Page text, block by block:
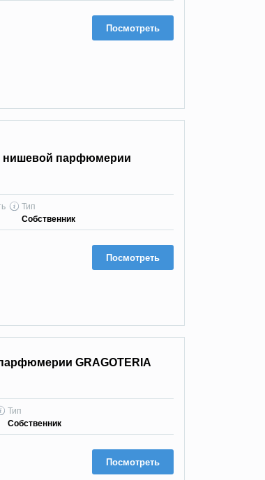
Посмотреть
нишевой парфюмерии
Тип
Собственник
Посмотреть
GRAGOTERIA
Тип
Собственник
Посмотреть